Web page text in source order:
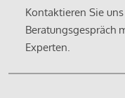
Kontaktieren Sie
Beratungsgespräch
Experten.